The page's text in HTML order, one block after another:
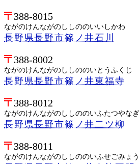
388-8015
ながのけんながのししののいいしかわ
長野県長野市篠ノ井石川
388-8002
ながのけんながのししののいとうふくじ
長野県長野市篠ノ井東福寺
388-8012
ながのけんながのししののいふたつやなぎ
長野県長野市篠ノ井二ツ柳
388-8011
ながのけんながのししののいふせごみょう